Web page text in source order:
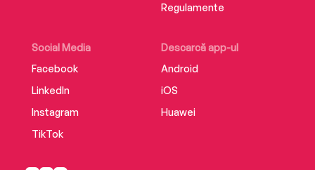
Social Media
Facebook
LinkedIn
Instagram
TikTok
Descarcă app-ul
Android
iOS
Huawei
Regulamente